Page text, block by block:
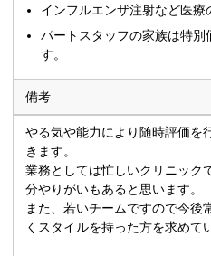
インフルエンザ注射など医療
パートスタッフの家族は特別
す。
備考
やる気や能力により随時評価を
きます。
業務としては忙しいクリニック
分やりがいもあると思います。
また、若いチームですので今後
くスタイルを持った方を求めて